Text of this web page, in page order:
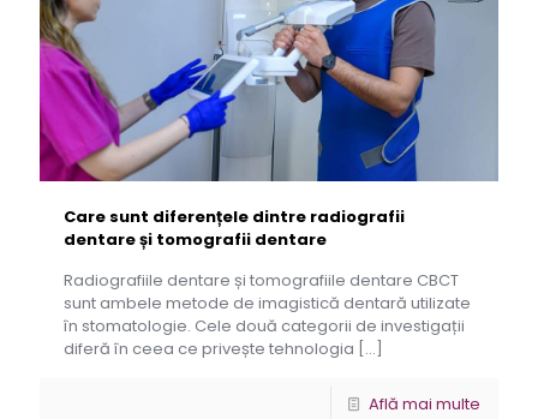
Care sunt diferențele dintre radiografii
dentare și tomografii dentare
Radiografiile dentare și tomografiile dentare CBCT
sunt ambele metode de imagistică dentară utilizate
în stomatologie. Cele două categorii de investigații
diferă în ceea ce privește tehnologia […]
Află mai multe